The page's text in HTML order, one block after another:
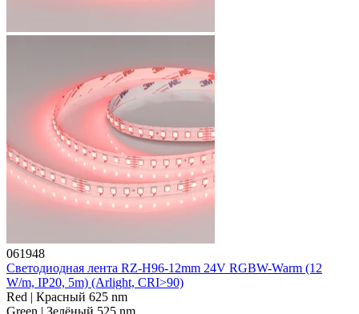
061948
Светодиодная лента RZ-H96-12mm 24V RGBW-Warm (12
W/m, IP20, 5m) (Arlight, CRI>90)
Red | Красный 625 nm
Green | Зелёный 525 nm